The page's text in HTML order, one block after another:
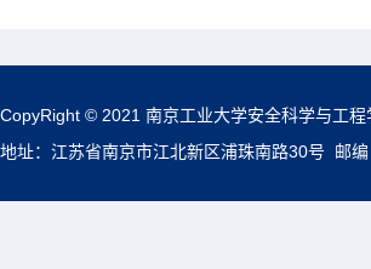
CopyRight © 2021 南京工业大学安全科学与工程
地址：江苏省南京市江北新区浦珠南路30号 邮